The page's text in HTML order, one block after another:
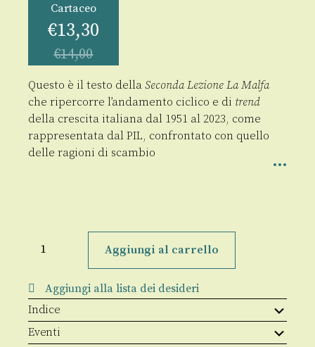
Cartaceo
€13,30
€14,00
Questo è il testo della Seconda Lezione La Malfa
che ripercorre l’andamento ciclico e di trend
della crescita italiana dal 1951 al 2023, come
rappresentata dal PIL, confrontato con quello
delle ragioni di scambio
sviluppo
cicli,
shock,
politiche
e
tendenze
quantità
Aggiungi al carrello
Aggiungi alla lista dei desideri
Indice
Eventi